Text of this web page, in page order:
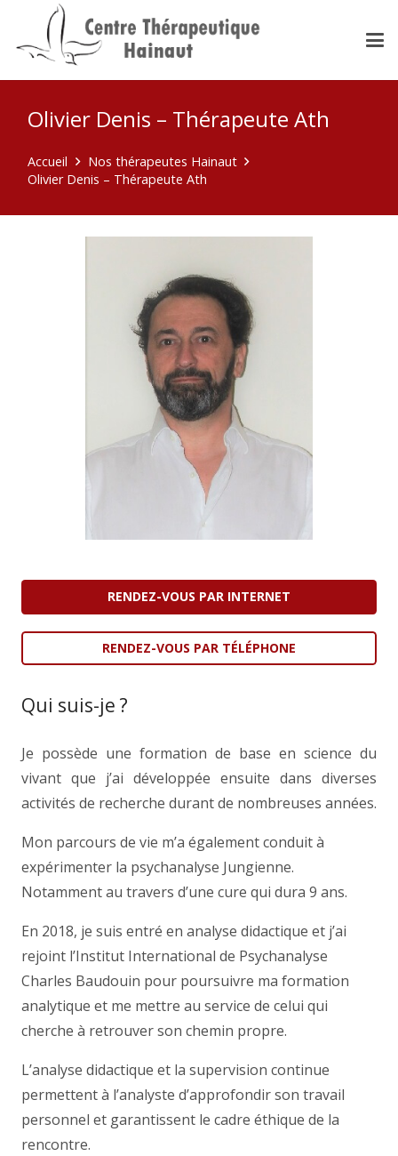
Olivier Denis – Thérapeute Ath
Accueil
Nos thérapeutes Hainaut
Olivier Denis – Thérapeute Ath
RENDEZ-VOUS PAR INTERNET
RENDEZ-VOUS PAR TÉLÉPHONE
Qui suis-je ?
Je possède une formation de base en science du
vivant que j’ai développée ensuite dans diverses
activités de recherche durant de nombreuses années.
Mon parcours de vie m’a également conduit à
expérimenter la psychanalyse Jungienne.
Notamment au travers d’une cure qui dura 9 ans.
En 2018, je suis entré en analyse didactique et j’ai
rejoint l’Institut International de Psychanalyse
Charles Baudouin pour poursuivre ma formation
analytique et me mettre au service de celui qui
cherche à retrouver son chemin propre.
L’analyse didactique et la supervision continue
permettent à l’analyste d’approfondir son travail
personnel et garantissent le cadre éthique de la
rencontre.